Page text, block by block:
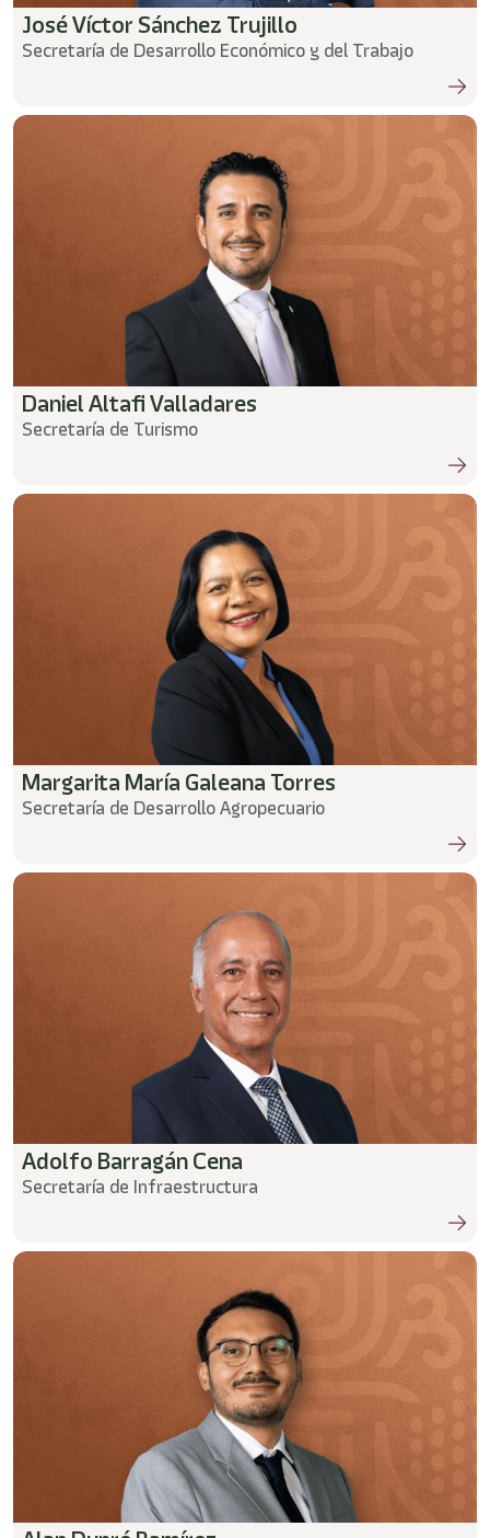
José Víctor Sánchez Trujillo
Secretaría de Desarrollo Económico y del Trabajo
Daniel Altafi Valladares
Secretaría de Turismo
Margarita María Galeana Torres
Secretaría de Desarrollo Agropecuario
Adolfo Barragán Cena
Secretaría de Infraestructura